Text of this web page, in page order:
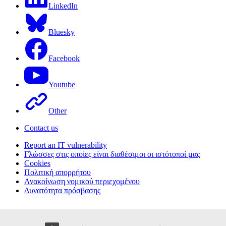
LinkedIn
Bluesky
Facebook
Youtube
Other
Contact us
Report an IT vulnerability
Γλώσσες στις οποίες είναι διαθέσιμοι οι ιστότοποί μας
Cookies
Πολιτική απορρήτου
Ανακοίνωση νομικού περιεχομένου
Δυνατότητα πρόσβασης